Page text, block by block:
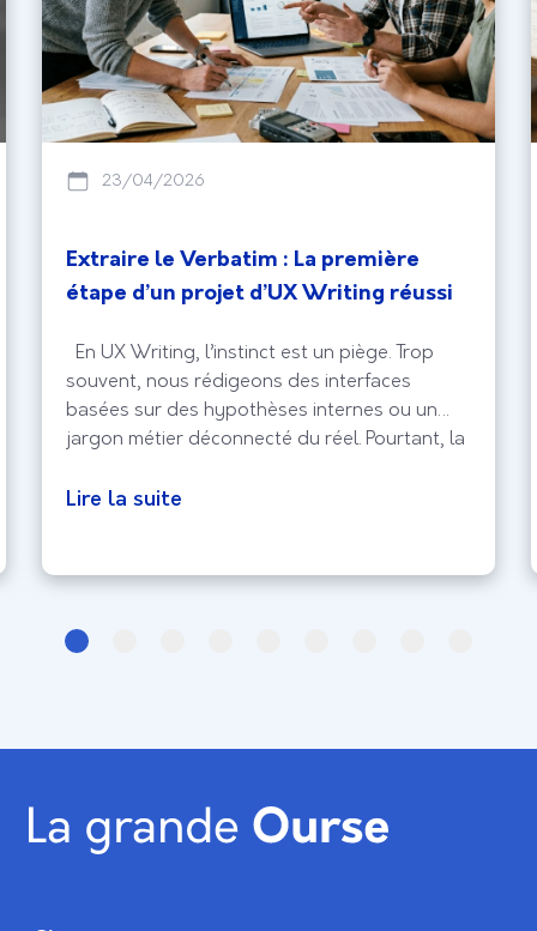
23/04/2026
Extraire le Verbatim : La première
étape d’un projet d’UX Writing réussi
En UX Writing, l’instinct est un piège. Trop
souvent, nous rédigeons des interfaces
basées sur des hypothèses internes ou un
jargon métier déconnecté du réel. Pourtant, la
bouche de vos utilisateurs, le verbatim. Ces
Lire la suite